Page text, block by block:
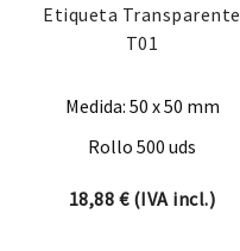
Etiqueta Transparente
T01
Medida: 50 x 50 mm
Rollo 500 uds
18,88 €(IVA incl.)